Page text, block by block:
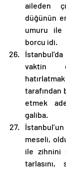
aileden
düğünün
umuru ile
borcu idi.
vaktin
tarafından
etmek
galiba.
meseli,
ile zihnini
tarlasını,